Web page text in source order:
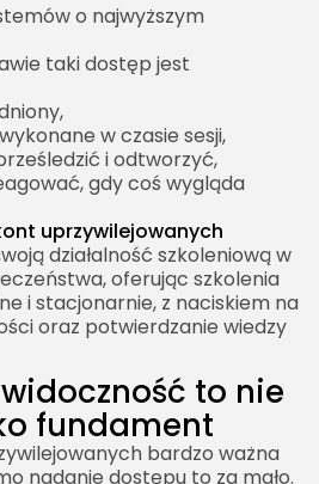
o najwyższym
taki dostęp jest
w czasie sesji,
i odtworzyć,
gdy coś wygląda
uprzywilejowanych
działalność szkoleniową w
oferując szkolenia
i stacjonarnie, z naciskiem na
oraz potwierdzanie wiedzy
to nie
fundament
bardzo ważna
nadanie dostępu to za mało.